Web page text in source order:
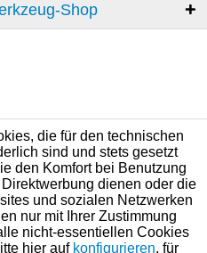
Shop
die für den technischen
sind und stets gesetzt
den Komfort bei Benutzung
dienen oder die
und sozialen Netzwerken
nur mit Ihrer Zustimmung
nicht-essentiellen Cookies
hier auf konfigurieren, für